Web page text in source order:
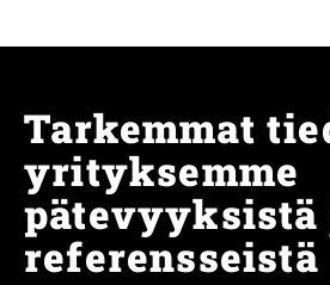
Tarkemmat
yrityksemme
pätevyyksistä
referensseistä